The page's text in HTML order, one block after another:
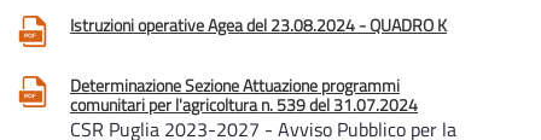
Istruzioni operative Agea del 23.08.2024 - QUADRO K
Determinazione Sezione Attuazione programmi
comunitari per l'agricoltura n. 539 del 31.07.2024
CSR Puglia 2023-2027 - Avviso Pubblico per la